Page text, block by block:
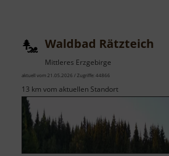
Waldbad Rätzteich
Mittleres Erzgebirge
aktuell vom 21.05.2026 / Zugriffe: 44866
13 km vom aktuellen Standort